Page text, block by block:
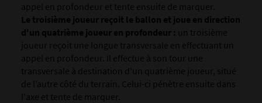
appel en profondeur et tente ensuite de marquer.
Le troisième joueur reçoit le ballon et joue en direction
d'un quatrième joueur en profondeur : un troisième
joueur reçoit une longue transversale en effectuant un
appel en profondeur. Il effectue à son tour une
transversale à destination d'un quatrième joueur, situé
de l’autre côté du terrain. Celui-ci pénètre ensuite dans
l'axe et tente de marquer.